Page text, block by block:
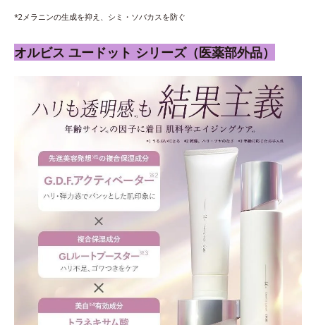
*2メラニンの生成を抑え、シミ・ソバカスを防ぐ
オルビス ユードット シリーズ（医薬部外品）